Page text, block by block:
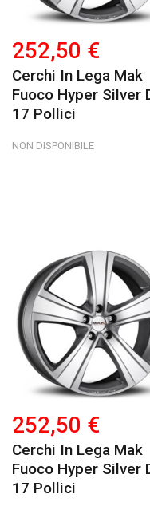
252,50 €
Cerchi In Lega Mak
Fuoco Hyper Silver
17 Pollici
NON DISPONIBILE
252,50 €
Cerchi In Lega Mak
Fuoco Hyper Silver
17 Pollici